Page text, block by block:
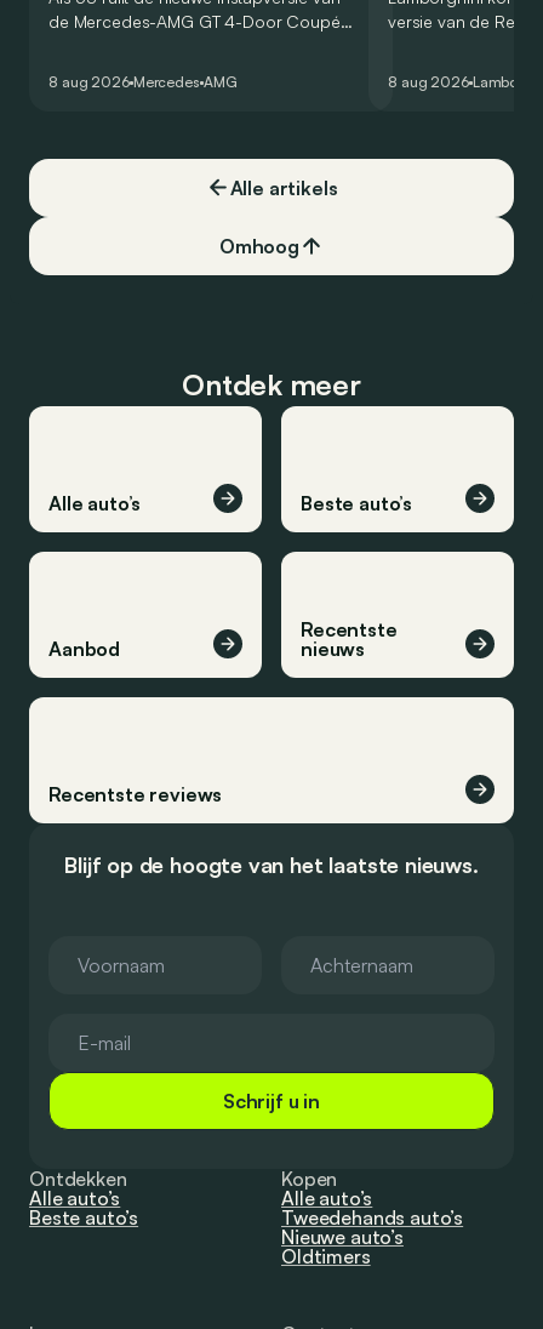
de Mercedes-AMG GT 4-Door Coupé
8 aug 2026 Mercedes AMG
versie van de
een record voor
8 aug 2026
Alle artikels
Omhoog
Ontdek meer
Alle auto’s Beste auto’s
Aanbod
Recentste
nieuws
Recentste reviews
Blijf op de hoogte van het laatste nieuws.
Schrijf u in
Ontdekken
Alle auto’s
Beste auto’s
Kopen
Alle auto’s
Tweedehands auto’s
Nieuwe auto’s
Oldtimers